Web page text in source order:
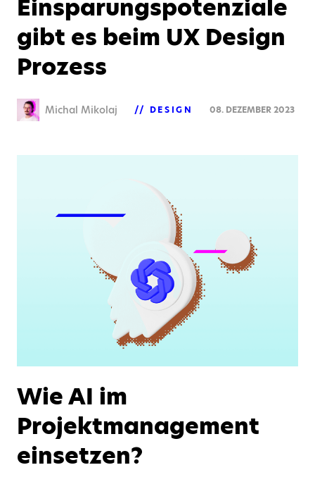
Einsparungspotenziale
gibt es beim UX Design
Prozess
Michal Mikolaj DESIGN 08. DEZEMBER 2023
Wie AI im
Projektmanagement
einsetzen?